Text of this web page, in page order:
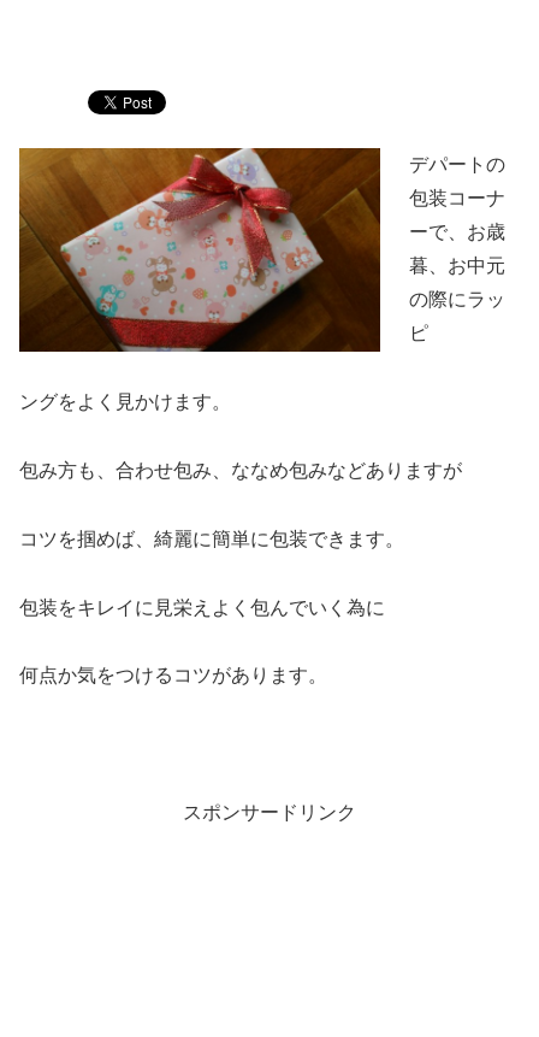
デパートの
包装コーナ
ーで、お歳
暮、お中元
の際にラッ
ピ
ングをよく見かけます。
包み方も、合わせ包み、ななめ包みなどありますが
コツを掴めば、綺麗に簡単に包装できます。
包装をキレイに見栄えよく包んでいく為に
何点か気をつけるコツがあります。
スポンサードリンク